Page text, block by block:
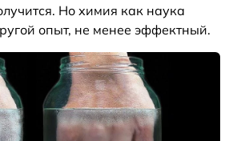
Но химия как наука
опыт, не менее эффектный.